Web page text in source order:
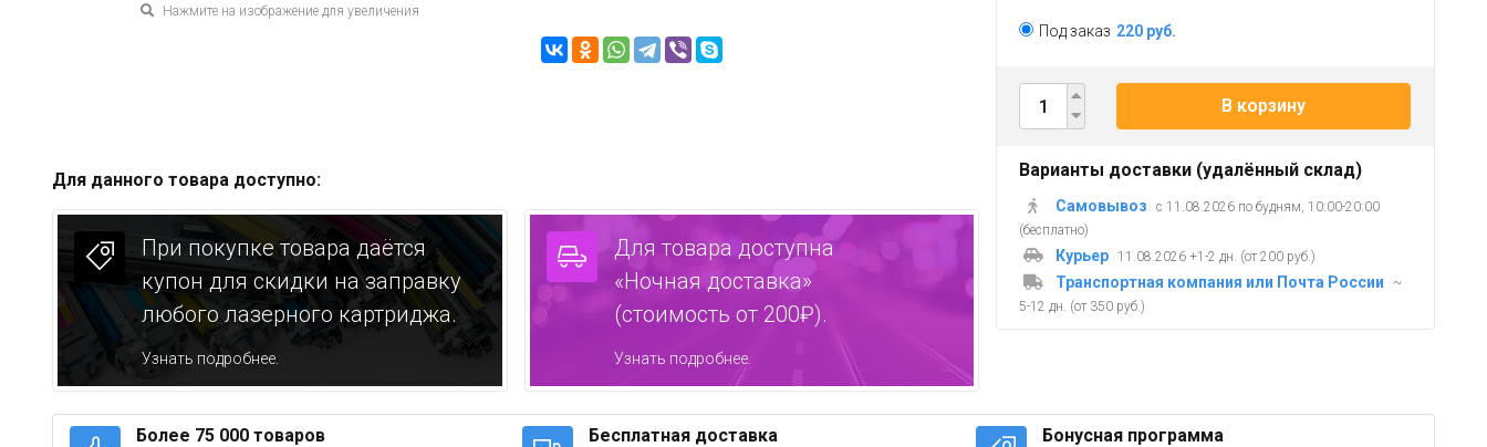
Нажмите на изображение для увеличения
Для данного товара доступно:
При покупке товара даётся
купон для скидки на заправку
любого лазерного картриджа.
Узнать подробнее.
Для товара доступна
«Ночная доставка»
(стоимость от 200₽).
Узнать подробнее.
Под заказ 220 руб.
В корзину
Варианты доставки (удалённый склад)
Самовывоз
с 11.08.2026 по будням, 10:00-20:00
(бесплатно)
Курьер 11.08.2026 +1-2 дн. (от 200 руб.)
Транспортная компания или Почта России
~
5-12 дн. (от 350 руб.)
Более 75 000 товаров Бесплатная доставка Бонусная программа